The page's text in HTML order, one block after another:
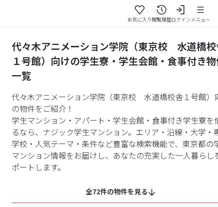
お気に入り閲覧履歴ログインメニュー
代々木アニメーション学院（東京校 水道橋
１号館）向けの学生寮・学生会館・食事付き
一覧
代々木アニメーション学院（東京校 水道橋校舎１号館）
の物件をご紹介！
学生マンション・アパート・学生会館・食事付き学生寮を
るなら、ナジック学生マンション。エリア・沿線・大学・
学校・人気テーマ・条件など豊富な検索機能で、東京都の
マンション情報をお届けし、あなたの充実した一人暮らし
ポートします。
全72件の物件を見る